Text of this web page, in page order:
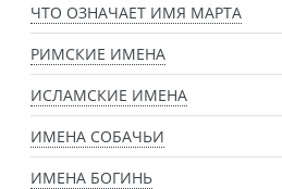
ЧТО ОЗНАЧАЕТ ИМЯ МАРТА
РИМСКИЕ ИМЕНА
ИСЛАМСКИЕ ИМЕНА
ИМЕНА СОБАЧЬИ
ИМЕНА БОГИНЬ